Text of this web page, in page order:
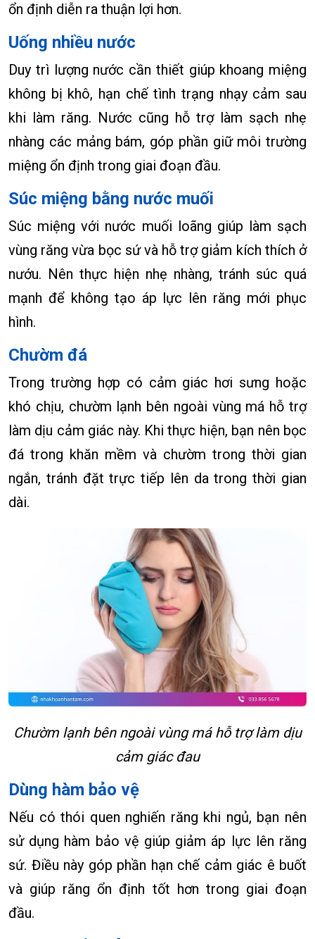
ổn định diễn ra thuận lợi hơn.
Uống nhiều nước
Duy trì lượng nước cần thiết giúp khoang miệng
không bị khô, hạn chế tình trạng nhạy cảm sau
khi làm răng. Nước cũng hỗ trợ làm sạch nhẹ
nhàng các mảng bám, góp phần giữ môi trường
miệng ổn định trong giai đoạn đầu.
Súc miệng bằng nước muối
Súc miệng với nước muối loãng giúp làm sạch
vùng răng vừa bọc sứ và hỗ trợ giảm kích thích ở
nướu. Nên thực hiện nhẹ nhàng, tránh súc quá
mạnh để không tạo áp lực lên răng mới phục
hình.
Chườm đá
Trong trường hợp có cảm giác hơi sưng hoặc
khó chịu, chườm lạnh bên ngoài vùng má hỗ trợ
làm dịu cảm giác này. Khi thực hiện, bạn nên bọc
đá trong khăn mềm và chườm trong thời gian
ngắn, tránh đặt trực tiếp lên da trong thời gian
dài.
Chườm lạnh bên ngoài vùng má hỗ trợ làm dịu
cảm giác đau
Dùng hàm bảo vệ
Nếu có thói quen nghiến răng khi ngủ, bạn nên
sử dụng hàm bảo vệ giúp giảm áp lực lên răng
sứ. Điều này góp phần hạn chế cảm giác ê buốt
và giúp răng ổn định tốt hơn trong giai đoạn
đầu.